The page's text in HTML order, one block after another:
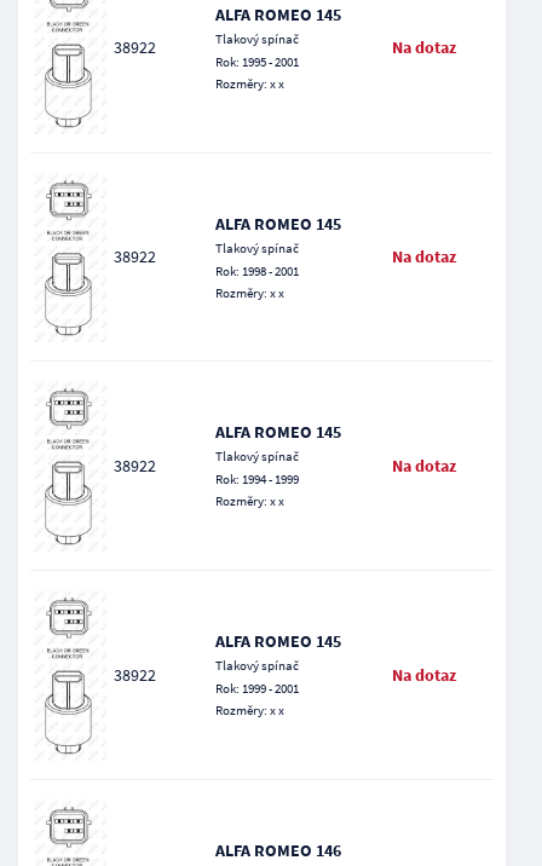
38922
ALFA ROMEO 145
Tlakový spínač
Rok: 1995 - 2001
Rozměry: x x
Na dotaz
38922
ALFA ROMEO 145
Tlakový spínač
Rok: 1998 - 2001
Rozměry: x x
Na dotaz
38922
ALFA ROMEO 145
Tlakový spínač
Rok: 1994 - 1999
Rozměry: x x
Na dotaz
38922
ALFA ROMEO 145
Tlakový spínač
Rok: 1999 - 2001
Rozměry: x x
Na dotaz
ALFA ROMEO 146